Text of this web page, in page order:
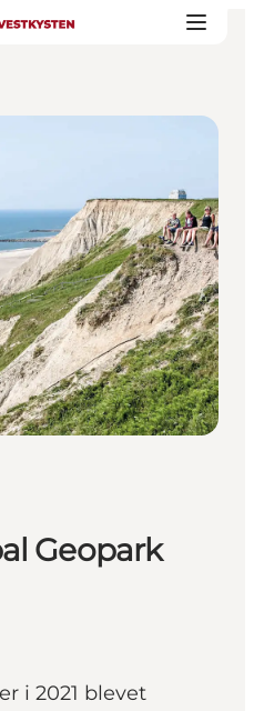
Geopark
i 2021 blevet